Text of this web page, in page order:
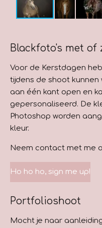
Blackfoto's met of
Voor de Kerstdagen
tijdens de shoot
aan één kant open en
gepersonaliseerd. De
Photoshop worden
kleur.
Neem contact met me
Ho ho ho, sign me up!
Portfolioshoot
Mocht je naar